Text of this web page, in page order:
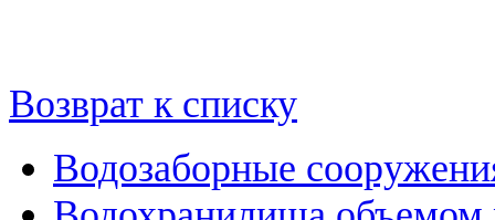
Возврат к списку
Водозаборные